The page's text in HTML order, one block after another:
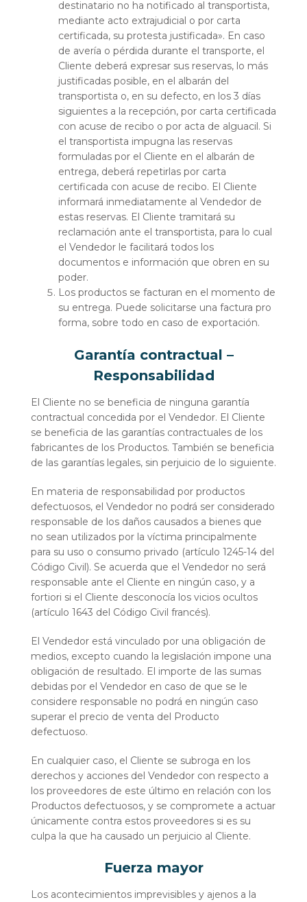
destinatario no ha notificado al transportista,
mediante acto extrajudicial o por carta
certificada, su protesta justificada». En caso
de avería o pérdida durante el transporte, el
Cliente deberá expresar sus reservas, lo más
justificadas posible, en el albarán del
transportista o, en su defecto, en los 3 días
siguientes a la recepción, por carta certificada
con acuse de recibo o por acta de alguacil. Si
el transportista impugna las reservas
formuladas por el Cliente en el albarán de
entrega, deberá repetirlas por carta
certificada con acuse de recibo. El Cliente
informará inmediatamente al Vendedor de
estas reservas. El Cliente tramitará su
reclamación ante el transportista, para lo cual
el Vendedor le facilitará todos los
documentos e información que obren en su
poder.
Los productos se facturan en el momento de
su entrega. Puede solicitarse una factura pro
forma, sobre todo en caso de exportación.
Garantía contractual –
Responsabilidad
El Cliente no se beneficia de ninguna garantía
contractual concedida por el Vendedor. El Cliente
se beneficia de las garantías contractuales de los
fabricantes de los Productos. También se beneficia
de las garantías legales, sin perjuicio de lo siguiente.
En materia de responsabilidad por productos
defectuosos, el Vendedor no podrá ser considerado
responsable de los daños causados a bienes que
no sean utilizados por la víctima principalmente
para su uso o consumo privado (artículo 1245-14 del
Código Civil). Se acuerda que el Vendedor no será
responsable ante el Cliente en ningún caso, y a
fortiori si el Cliente desconocía los vicios ocultos
(artículo 1643 del Código Civil francés).
El Vendedor está vinculado por una obligación de
medios, excepto cuando la legislación impone una
obligación de resultado. El importe de las sumas
debidas por el Vendedor en caso de que se le
considere responsable no podrá en ningún caso
superar el precio de venta del Producto
defectuoso.
En cualquier caso, el Cliente se subroga en los
derechos y acciones del Vendedor con respecto a
los proveedores de este último en relación con los
Productos defectuosos, y se compromete a actuar
únicamente contra estos proveedores si es su
culpa la que ha causado un perjuicio al Cliente.
Fuerza mayor
Los acontecimientos imprevisibles y ajenos a la